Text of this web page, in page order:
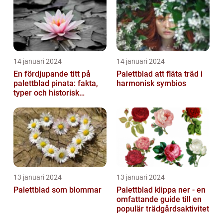
14 januari 2024
En fördjupande titt på
palettblad pinata: fakta,
typer och historisk
14 januari 2024
Palettblad att fläta träd i
harmonisk symbios
13 januari 2024
Palettblad som blommar
13 januari 2024
Palettblad klippa ner - en
omfattande guide till en
populär trädgårdsaktivitet